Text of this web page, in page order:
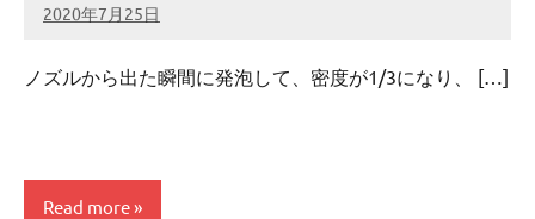
2020年7月25日
admin
No
ノズルから出た瞬間に発泡して、密度が1/3になり、 […]
Read more